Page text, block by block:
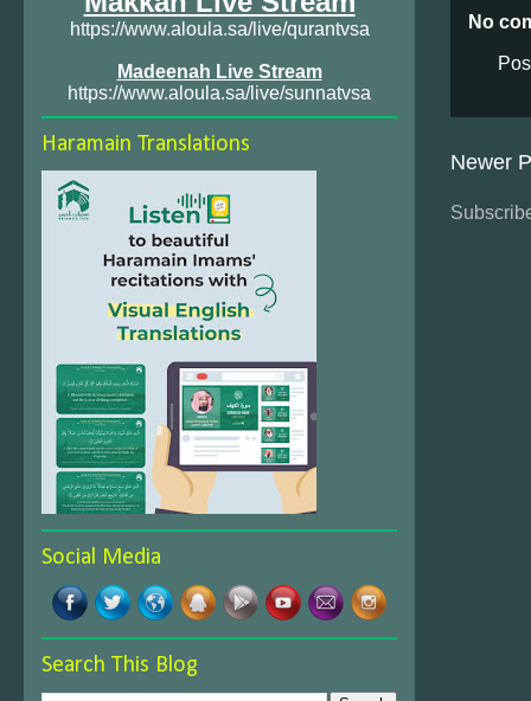
No
Newer
https://www.aloula.sa/live/qurantvsa
Madeenah Live Stream
https://www.aloula.sa/live/sunnatvsa
Haramain Translations
Social Media
Search This Blog